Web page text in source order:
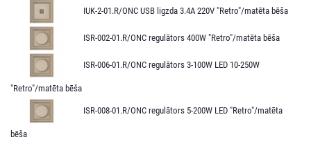
IUK-2-01.R/ONC USB ligzda 3.4A 220V "Retro"/matēta bēša
ISR-002-01.R/ONC regulātors 400W "Retro"/matēta bēša
ISR-006-01.R/ONC regulātors 3-100W LED 10-250W
"Retro"/matēta bēša
ISR-008-01.R/ONC regulātors 5-200W LED "Retro"/matēta
bēša